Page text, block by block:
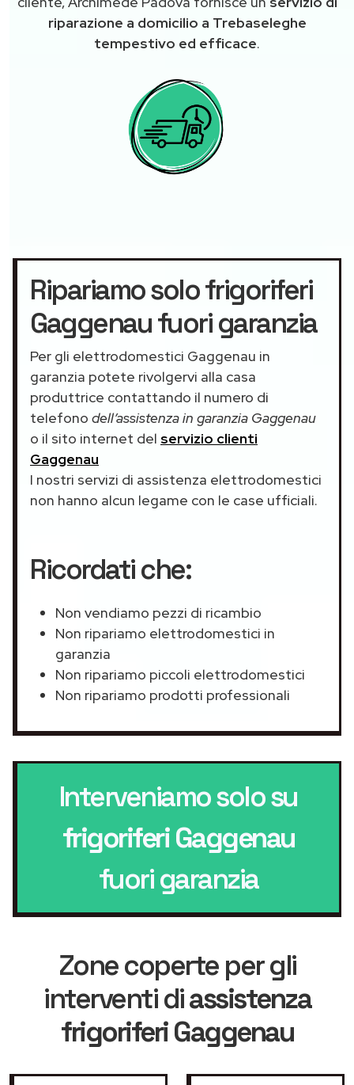
riparazione a domicilio a Trebaseleghe
tempestivo ed efficace.
Ripariamo solo frigoriferi
Gaggenau fuori garanzia
Per gli elettrodomestici Gaggenau in
garanzia potete rivolgervi alla casa
produttrice contattando il numero di
telefono dell’assistenza in garanzia Gaggenau
o il sito internet del servizio clienti
Gaggenau
I nostri servizi di assistenza elettrodomestici
non hanno alcun legame con le case ufficiali.
Ricordati che:
Non vendiamo pezzi di ricambio
Non ripariamo elettrodomestici in
garanzia
Non ripariamo piccoli elettrodomestici
Non ripariamo prodotti professionali
Interveniamo solo su
frigoriferi Gaggenau
fuori garanzia
Zone coperte per gli
interventi diassistenza
frigoriferi Gaggenau